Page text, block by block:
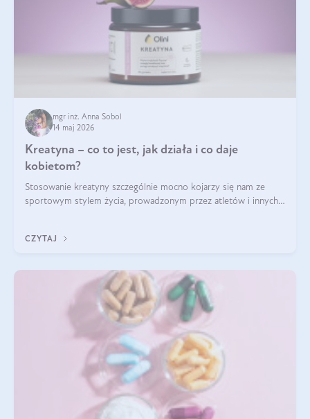
mgr inż. Anna Sobol
14 maj 2026
Kreatyna – co to jest, jak działa i co daje
kobietom?
Stosowanie kreatyny szczególnie mocno kojarzy się nam ze
sportowym stylem życia, prowadzonym przez atletów i innych
zwiększa masę
CZYTAJ